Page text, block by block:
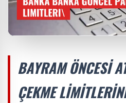
BAYRAM ÖNCESI
ÇEKME